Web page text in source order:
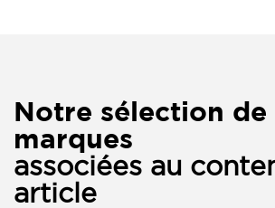
Notre sélection de
marques
associées au
article